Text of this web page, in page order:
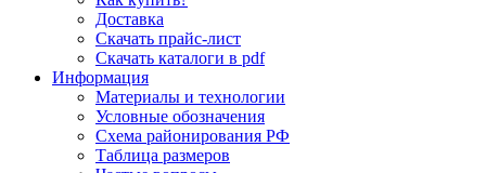
Доставка
Скачать прайс-лист
Скачать каталоги в pdf
Информация
Материалы и технологии
Условные обозначения
Схема районирования РФ
Таблица размеров